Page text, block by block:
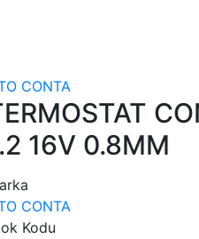
CONTA
16V 0.8MM
CONTA
Kodu